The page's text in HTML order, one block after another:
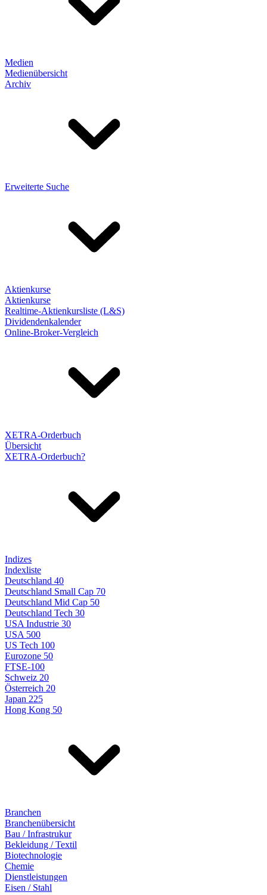
Medien
Medienübersicht
Archiv
Erweiterte Suche
Aktienkurse
Aktienkurse
Realtime-Aktienkursliste (L&S)
Dividendenkalender
Online-Broker-Vergleich
XETRA-Orderbuch
Übersicht
XETRA-Orderbuch?
Indizes
Indexliste
Deutschland 40
Deutschland Small Cap 70
Deutschland Mid Cap 50
Deutschland Tech 30
USA Industrie 30
USA 500
US Tech 100
Eurozone 50
FTSE-100
Schweiz 20
Österreich 20
Japan 225
Hong Kong 50
Branchen
Branchenübersicht
Bau / Infrastrukur
Bekleidung / Textil
Biotechnologie
Chemie
Dienstleistungen
Eisen / Stahl